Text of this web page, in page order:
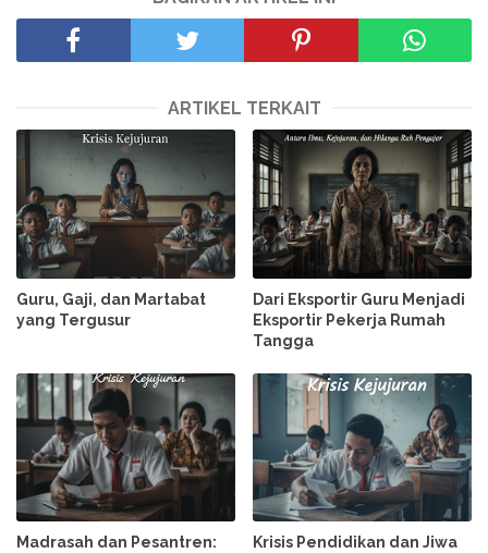
ARTIKEL TERKAIT
Guru, Gaji, dan Martabat
yang Tergusur
Dari Eksportir Guru Menjadi
Eksportir Pekerja Rumah
Tangga
Madrasah dan Pesantren:
Krisis Pendidikan dan Jiwa